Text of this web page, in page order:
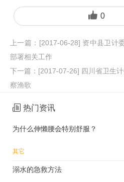
0
上一篇： [2017-06-28] 资中县卫计
部署相关工作
下一篇： [2017-07-26] 四川省卫生
察渔歌
热门资讯
为什么伸懒腰会特别舒服？
其它
溺水的急救方法